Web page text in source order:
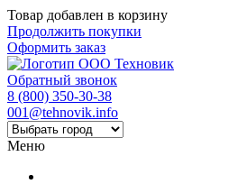
Товар добавлен в корзину
Продолжить покупки
Оформить заказ
Обратный звонок
8 (800) 350-30-38
001@tehnovik.info
Меню